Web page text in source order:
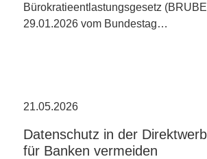
Bürokratieentlastungsgesetz
29.01.2026 vom Bundestag…
21.05.2026
Datenschutz in der
für Banken vermeiden